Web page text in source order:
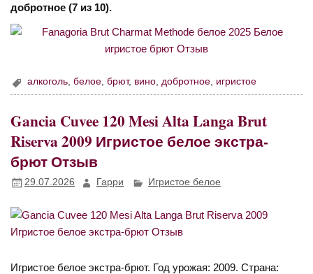
добротное (7 из 10).
алкоголь,белое,брют, вино,добротное, игристое
Gancia Cuvee 120 Mesi Alta Langa Brut
Riserva 2009 Игристое белое экстра-
брют Отзыв
29.07.2026 Гарри Игристое белое
Игристое белое экстра-брют. Год урожая: 2009. Страна: